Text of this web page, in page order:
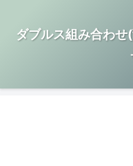
ダブルス組み合わ